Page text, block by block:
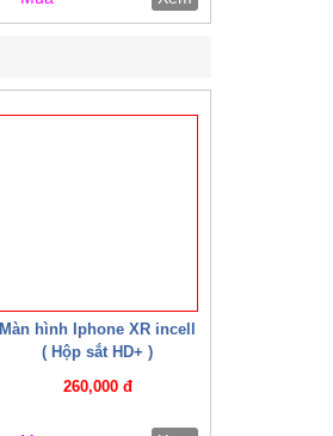
Màn hình Iphone XR incell
( Hộp sắt HD+ )
260,000 đ